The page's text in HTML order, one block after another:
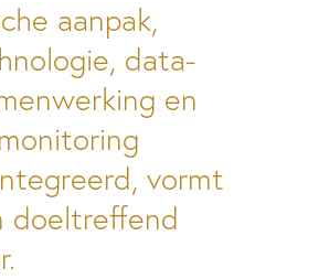
aanpak,
data-
en
vormt
doeltreffend